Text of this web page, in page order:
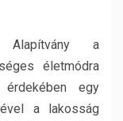
a
életmódra
érdekében egy
a lakosság